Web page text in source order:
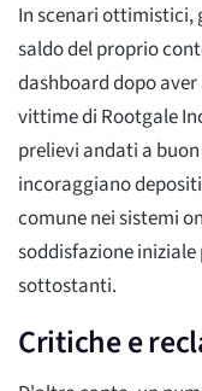
In scenari ottimistici,
saldo del proprio
dashboard dopo
vittime di Rootgale
prelievi andati a
incoraggiano
comune nei sistemi
soddisfazione
sottostanti.
Critiche e